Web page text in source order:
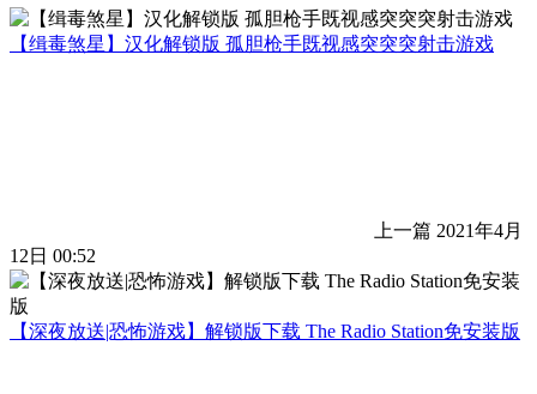
【缉毒煞星】汉化解锁版 孤胆枪手既视感突突突射击游戏
上一篇 2021年4月
12日 00:52
【深夜放送|恐怖游戏】解锁版下载 The Radio Station免安装版